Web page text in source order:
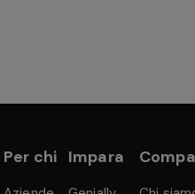
Per chi Impara